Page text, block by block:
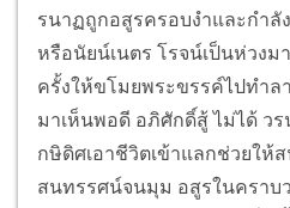
รนาฏถูกอสูรครอบงำและกำลั
หรือนัยน์เนตร โรจน์เป็นห่วง
ครั้งให้ขโมยพระขรรค์ไปทำ
มาเห็นพอดี อภิศักดิ์สู้ ไม่ได้ ว
กษิดิศเอาชีวิตเข้าแลกช่วยให้
สนทรรศน์จนมุม อสูรในครา